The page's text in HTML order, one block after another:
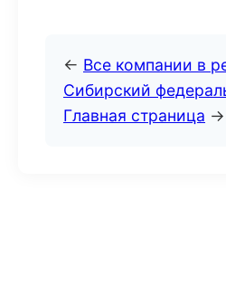
← Все компании в
Сибирский
Главная страница →